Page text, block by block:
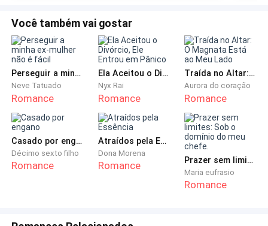
Havia duas bolhas vermelhas na parte de trás de sua
mão pálida, contrastando com sua expressão
impassível enquanto jogava a comida fora, era
irônico.
começou a arrumar suas malas.
Ela se lembrou do dia em que ela e Douglas se
casaram oficialmente, e também do acordo de
divórcio com duração de três anos que haviam
Você também vai gostar
Perseguir a minha ex-mulher não é fácil
Neve Tatuado
Romance
Ela Aceitou o Divórcio, Ele Entrou em Pânico
Nyx Rai
Romance
Traída no Altar: O Magnata Está ao Meu Lado
Aurora do coração
Romance
Casado por engano
Décimo sexto filho
Romance
Atraídos pela Essência
Dona Morena
Romance Prazer sem limites: Sob o domínio do meu chefe.
Maria eufrasio
Romance